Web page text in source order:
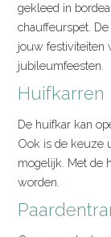
gekleed in
chauffeurspet.
jouw festiviteiten
jubileumfeesten.
Huifkarren
De huifkar kan
Ook is de keuze
mogelijk. Met de
worden.